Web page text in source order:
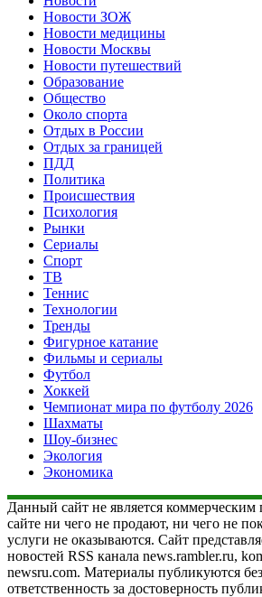
Новости ЗОЖ
Новости медицины
Новости Москвы
Новости путешествий
Образование
Общество
Около спорта
Отдых в России
Отдых за границей
ПДД
Политика
Происшествия
Психология
Рынки
Сериалы
Спорт
ТВ
Теннис
Технологии
Тренды
Фигурное катание
Фильмы и сериалы
Футбол
Хоккей
Чемпионат мира по футболу 2026
Шахматы
Шоу-бизнес
Экология
Экономика
Данный сайт не является
сайте ни чего не продают, ни чего не
услуги не оказываются. Сайт
новостей RSS канала news.rambler.ru,
newsru.com. Материалы публикуются
ответственность за достоверность